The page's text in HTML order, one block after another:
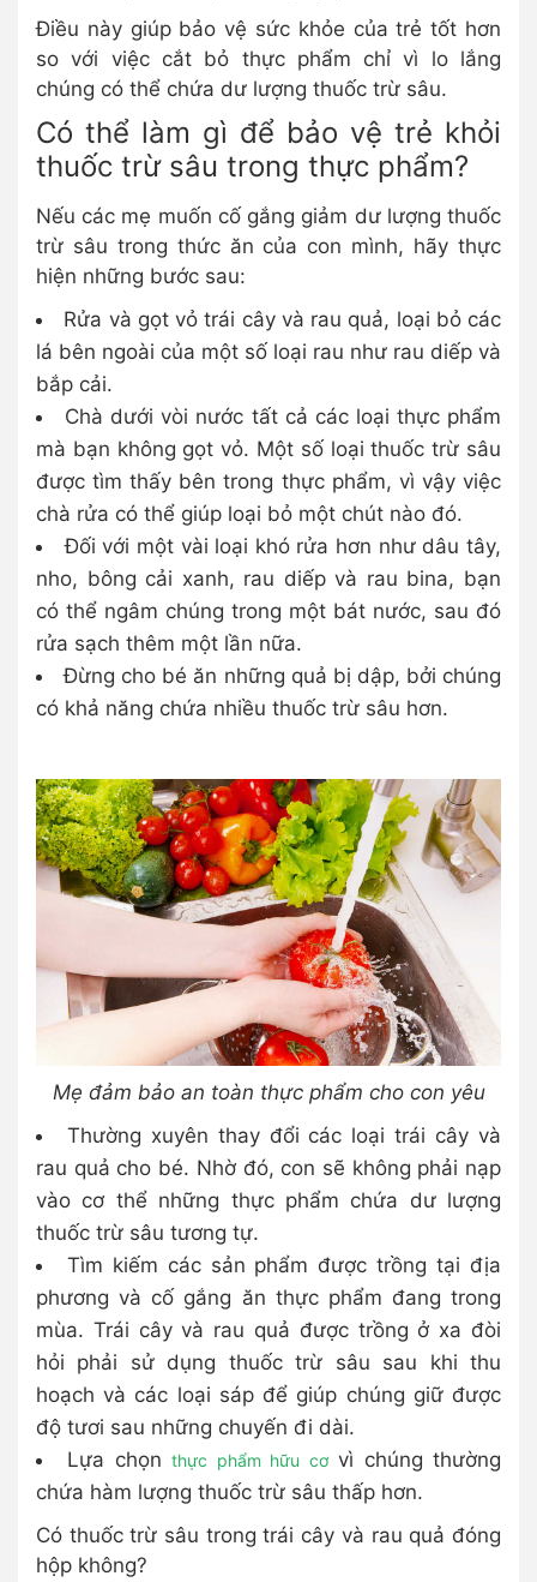
Điều này giúp bảo vệ sức khỏe của trẻ tốt hơn
so với việc cắt bỏ thực phẩm chỉ vì lo lắng
chúng có thể chứa dư lượng thuốc trừ sâu.
Có thể làm gì để bảo vệ trẻ khỏi
thuốc trừ sâu trong thực phẩm?
Nếu các mẹ muốn cố gắng giảm dư lượng thuốc
trừ sâu trong thức ăn của con mình, hãy thực
hiện những bước sau:
Rửa và gọt vỏ trái cây và rau quả, loại bỏ các
lá bên ngoài của một số loại rau như rau diếp và
bắp cải.
Chà dưới vòi nước tất cả các loại thực phẩm
mà bạn không gọt vỏ. Một số loại thuốc trừ sâu
được tìm thấy bên trong thực phẩm, vì vậy việc
chà rửa có thể giúp loại bỏ một chút nào đó.
Đối với một vài loại khó rửa hơn như dâu tây,
nho, bông cải xanh, rau diếp và rau bina, bạn
có thể ngâm chúng trong một bát nước, sau đó
rửa sạch thêm một lần nữa.
Đừng cho bé ăn những quả bị dập, bởi chúng
có khả năng chứa nhiều thuốc trừ sâu hơn.
Mẹ đảm bảo an toàn thực phẩm cho con yêu
Thường xuyên thay đổi các loại trái cây và
rau quả cho bé. Nhờ đó, con sẽ không phải nạp
vào cơ thể những thực phẩm chứa dư lượng
thuốc trừ sâu tương tự.
Tìm kiếm các sản phẩm được trồng tại địa
phương và cố gắng ăn thực phẩm đang trong
mùa. Trái cây và rau quả được trồng ở xa đòi
hỏi phải sử dụng thuốc trừ sâu sau khi thu
hoạch và các loại sáp để giúp chúng giữ được
độ tươi sau những chuyến đi dài.
Lựa chọnthực phẩm hữu cơvì chúng thường
chứa hàm lượng thuốc trừ sâu thấp hơn.
Có thuốc trừ sâu trong trái cây và rau quả đóng
hộp không?